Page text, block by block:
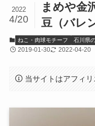
まめや金
豆（バレ
2022
4/20
ねこ・肉球モチーフ 石川県
2019-01-30 2022-04-20
当サイトはアフィ